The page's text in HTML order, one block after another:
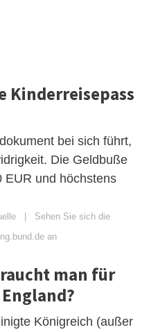
Kinderreisepass
bei sich führt,
Die Geldbuße
EUR und höchstens
| Sehen Sie sich die
an
man für
Königreich (außer